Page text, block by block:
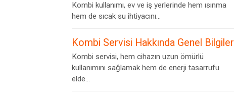
Kombi kullanımı, ev ve iş yerlerinde hem ısınma
hem de sıcak su ihtiyacını...
Kombi Servisi Hakkında Genel Bilgiler
Kombi servisi, hem cihazın uzun ömürlü
kullanımını sağlamak hem de enerji tasarrufu
elde...